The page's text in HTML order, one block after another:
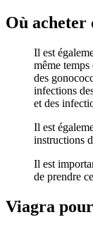
Où acheter
Il est
même
des
infections
et des
Il est
instructions
Il est
de prendre
Viagra